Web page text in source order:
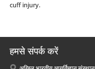
cuff injury.
हमसे संपर्क करें